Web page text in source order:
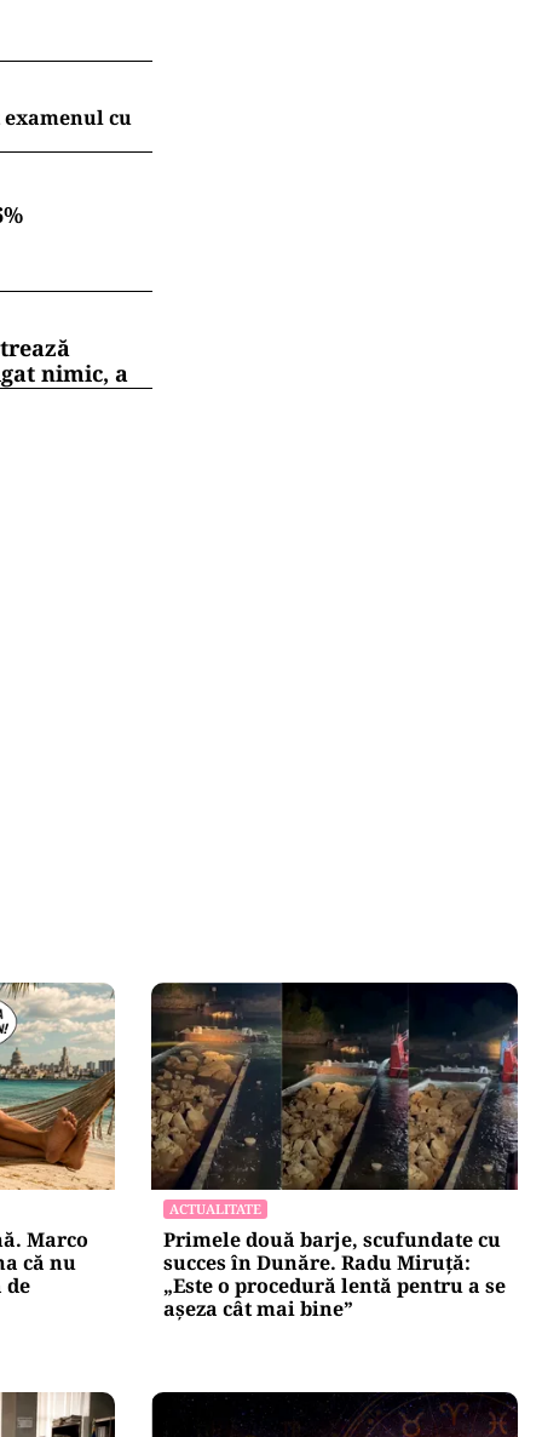
examenul cu
nimic, a
Marco
că nu
de
ACTUALITATE
Primele două barje, scufundate cu
succes în Dunăre. Radu Miruță:
„Este o procedură lentă pentru a se
așeza cât mai bine”